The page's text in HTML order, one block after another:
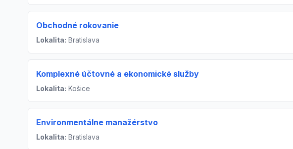
Obchodné rokovanie
Lokalita: Bratislava
Komplexné účtovné a ekonomické služby
Lokalita: Košice
Environmentálne manažérstvo
Lokalita: Bratislava